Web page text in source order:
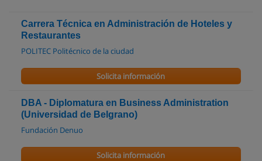
Carrera Técnica en Administración de Hoteles y
Restaurantes
POLITEC Politécnico de la ciudad
Solicita información
DBA - Diplomatura en Business Administration
(Universidad de Belgrano)
Fundación Denuo
Solicita información